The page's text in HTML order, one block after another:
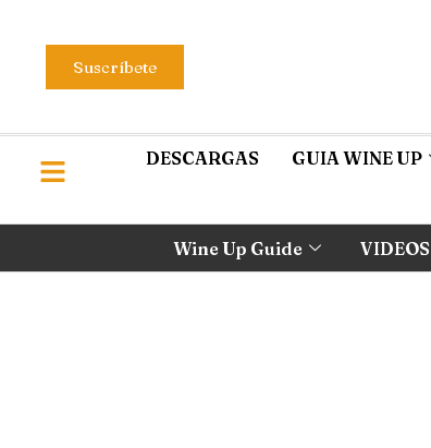
Suscríbete
DESCARGAS GUIA WINE UP
Wine Up Guide VIDEOS